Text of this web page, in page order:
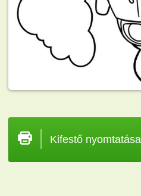
Kifestő nyomtatása